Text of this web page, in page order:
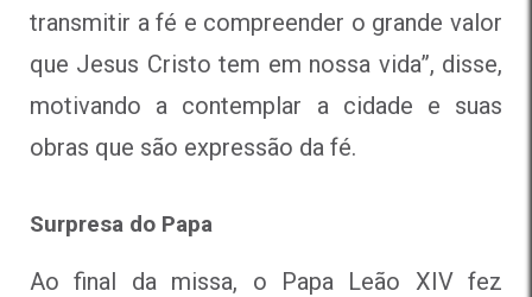
transmitir a fé e compreender o grande valor
que Jesus Cristo tem em nossa vida”, disse,
motivando a contemplar a cidade e suas
obras que são expressão da fé.
Surpresa do Papa
Ao final da missa, o Papa Leão XIV fez